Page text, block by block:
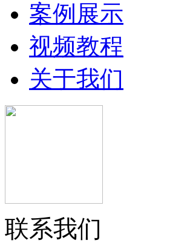
案例展示
视频教程
关于我们
联系我们